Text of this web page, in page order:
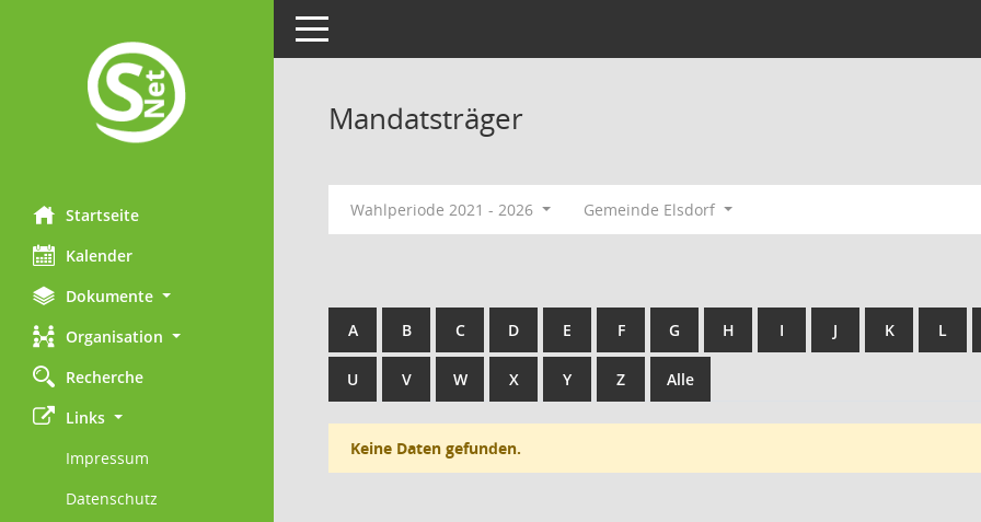
Startseite
Kalender
Dokumente
Organisation
Recherche
Links
Impressum
Datenschutz
Toggle navigation
Mandatsträger
Wahlperiode 2021 - 2026 Gemeinde Elsdorf
A B C D E F G H I J K L
U V W X Y Z Alle
Keine Daten gefunden.